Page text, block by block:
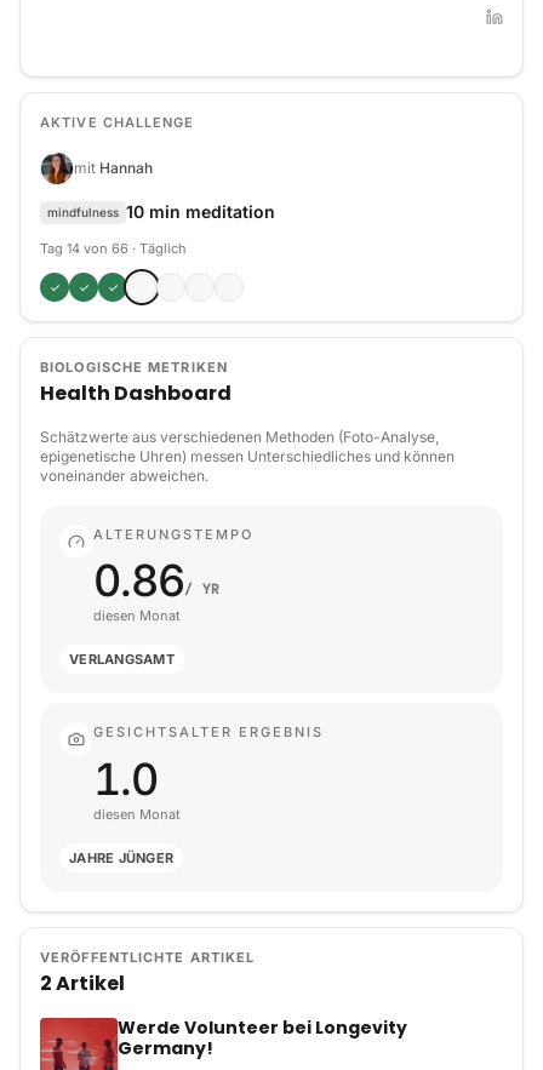
AKTIVE CHALLENGE
mit Hannah
mindfulness 10 min meditation
Tag 14 von 66 · Täglich
✓ ✓ ✓
BIOLOGISCHE METRIKEN
Health Dashboard
Schätzwerte aus verschiedenen Methoden (Foto-Analyse,
epigenetische Uhren) messen Unterschiedliches und können
voneinander abweichen.
ALTERUNGSTEMPO
0.86/ YR
diesen Monat
VERLANGSAMT
GESICHTSALTER ERGEBNIS
1.0
diesen Monat
JAHRE JÜNGER
VERÖFFENTLICHTE ARTIKEL
2 Artikel
Werde Volunteer bei Longevity
Germany!